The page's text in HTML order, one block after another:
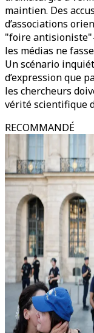
maintien. Des
d’associations
"foire
les médias ne
Un scénario
d’expression que
les chercheurs
vérité scientifique
RECOMMANDÉ